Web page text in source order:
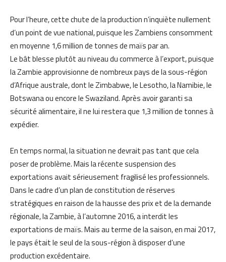
Pour l’heure, cette chute de la production n’inquiète nullement
d’un point de vue national, puisque les Zambiens consomment
en moyenne 1,6 million de tonnes de maïs par an.
Le bât blesse plutôt au niveau du commerce à l’export, puisque
la Zambie approvisionne de nombreux pays de la sous-région
d’Afrique australe, dont le Zimbabwe, le Lesotho, la Namibie, le
Botswana ou encore le Swaziland. Après avoir garanti sa
sécurité alimentaire, il ne lui restera que 1,3 million de tonnes à
expédier.
En temps normal, la situation ne devrait pas tant que cela
poser de problème. Mais la récente suspension des
exportations avait sérieusement fragilisé les professionnels.
Dans le cadre d’un plan de constitution de réserves
stratégiques en raison de la hausse des prix et de la demande
régionale, la Zambie, à l’automne 2016, a interdit les
exportations de maïs. Mais au terme de la saison, en mai 2017,
le pays était le seul de la sous-région à disposer d’une
production excédentaire.